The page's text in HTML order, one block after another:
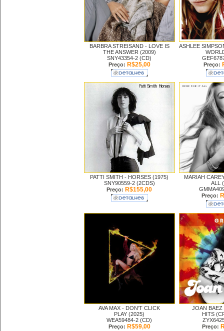
BARBRA STREISAND - LOVE IS
THE ANSWER (2009)
SNY43354-2 (CD)
Preço: R$25,00
ASHLEE
Preço:
PATTI SMITH - HORSES (1975)
SNY90559-2 (2CDS)
Preço: R$155,00
MARIAH
ALL
Preço:
AVA MAX - DON'T CLICK
PLAY (2025)
WEA59484-2 (CD)
Preço: R$59,00
JOAN
HITS
Preço: